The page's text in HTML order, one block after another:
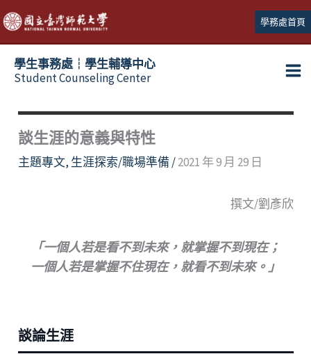
跳
至
主
學務處首頁
學生事務處┆學生輔導中心
Student Counseling Center
談生涯的意義與特性
主題專文, 生涯探索/職場準備 /2021 年 9 月 29 日
撰文/劉彥欣
「一個人若是看不到未來，就掌握不到現在；
一個人若是掌握不住現在，就看不到未來。」
談論生涯